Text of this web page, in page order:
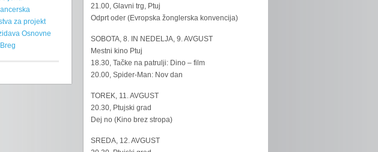
za projekt
Osnovne
21.00, Glavni trg, Ptuj
Odprt oder (Evropska žonglerska konvencija)
SOBOTA, 8. IN NEDELJA, 9. AVGUST
Mestni kino Ptuj
18.30, Tačke na patrulji: Dino – film
20.00, Spider-Man: Nov dan
TOREK, 11. AVGUST
20.30, Ptujski grad
Dej no (Kino brez stropa)
SREDA, 12. AVGUST